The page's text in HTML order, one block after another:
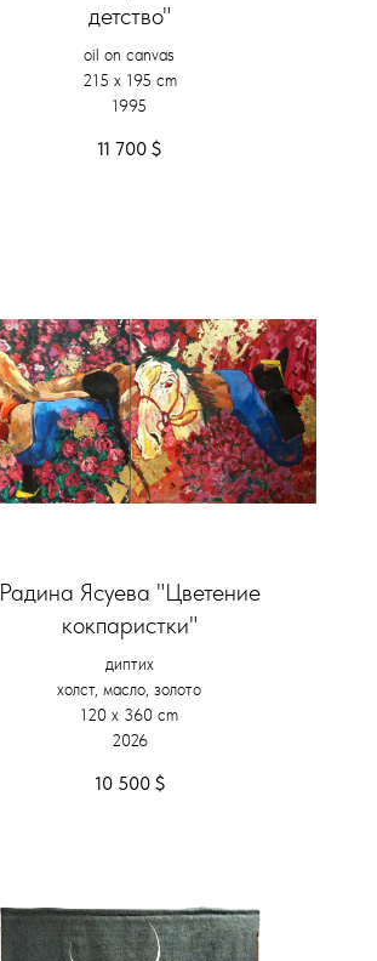
детство"
oil on canvas
215 x 195 cm
1995
11 700 $
Радина Ясуева "Цветение
кокпаристки"
диптих
холст, масло, золото
120 х 360 cm
2026
10 500 $